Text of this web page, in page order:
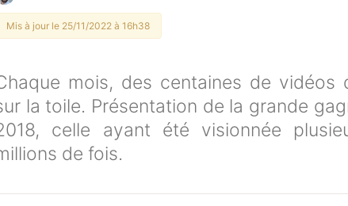
Mis à jour le 25/11/2022 à 16h38
mois, des centaines de vidéos
la toile. Présentation de la grande
celle ayant été visionnée
de fois.